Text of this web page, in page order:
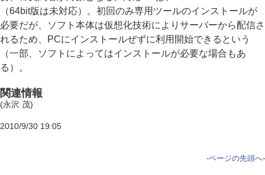
（64bit版は未対応）。初回のみ専用ツールのインストールが
必要だが、ソフト本体は仮想化技術によりサーバーから配信さ
れるため、PCにインストールぜずに利用開始できるという
（一部、ソフトによってはインストールが必要な場合もあ
る）。
関連情報
(永沢 茂)
2010/9/30 19:05
-ページの先頭へ-